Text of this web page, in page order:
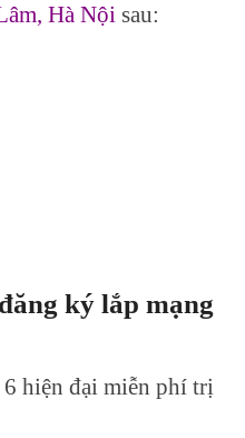
Hà Nội sau:
ký lắp mạng
hiện đại miễn phí trị